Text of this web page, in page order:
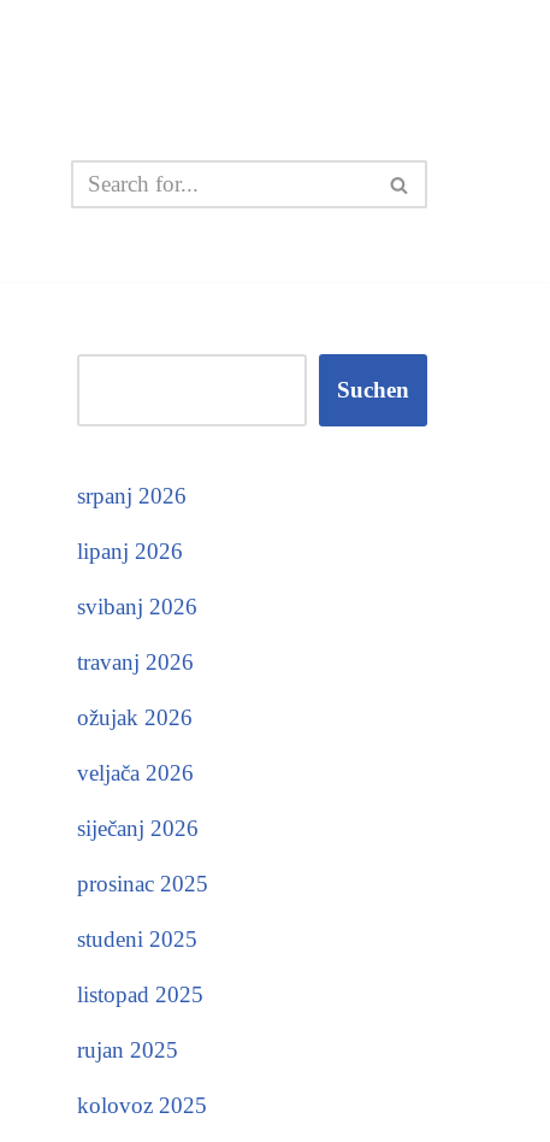
Suchen
srpanj 2026
lipanj 2026
svibanj 2026
travanj 2026
ožujak 2026
veljača 2026
siječanj 2026
prosinac 2025
studeni 2025
listopad 2025
rujan 2025
kolovoz 2025